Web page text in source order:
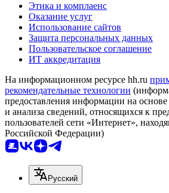
Этика и комплаенс
Оказание услуг
Использование сайтов
Защита персональных данных
Пользовательское соглашение
ИТ аккредитация
На информационном ресурсе hh.ru
рекомендательные технологии
предоставления информации на основе
и анализа сведений, относящихся к
пользователей сети «Интернет»,
Российской Федерации)
Русский